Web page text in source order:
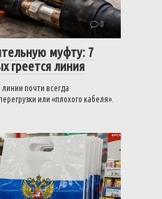
0
муфту: 7
греется линия
почти всегда
или «плохого кабеля».